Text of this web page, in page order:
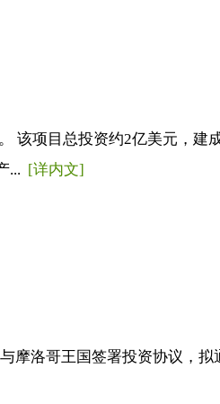
该项目总投资约2亿美元，建
... [详内文]
摩洛哥王国签署投资协议，